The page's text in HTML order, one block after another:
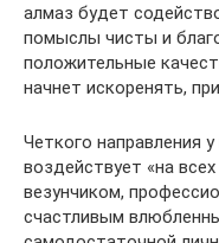
алмаз будет
помыслы чисты и
положительные
начнет искоренять,
Четкого направления
воздействует «на
везунчиком,
счастливым